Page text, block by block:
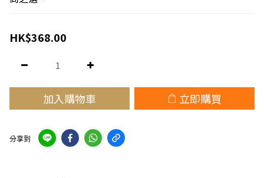
HK$368.00
加入購物車 立即購買
分享到